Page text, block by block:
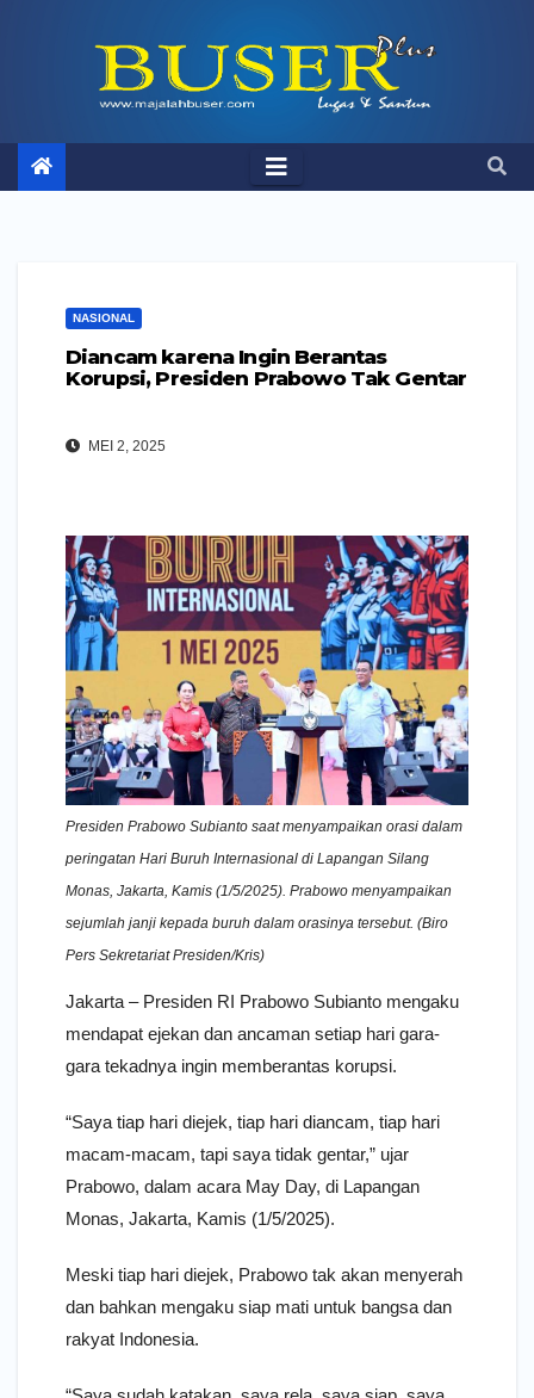
NASIONAL
Diancam karena Ingin Berantas
Korupsi, Presiden Prabowo Tak Gentar
MEI 2, 2025
Presiden Prabowo Subianto saat menyampaikan orasi dalam
peringatan Hari Buruh Internasional di Lapangan Silang
Monas, Jakarta, Kamis (1/5/2025). Prabowo menyampaikan
sejumlah janji kepada buruh dalam orasinya tersebut. (Biro
Pers Sekretariat Presiden/Kris)
Jakarta – Presiden RI Prabowo Subianto mengaku
mendapat ejekan dan ancaman setiap hari gara-
gara tekadnya ingin memberantas korupsi.
“Saya tiap hari diejek, tiap hari diancam, tiap hari
macam-macam, tapi saya tidak gentar,” ujar
Prabowo, dalam acara May Day, di Lapangan
Monas, Jakarta, Kamis (1/5/2025).
Meski tiap hari diejek, Prabowo tak akan menyerah
dan bahkan mengaku siap mati untuk bangsa dan
rakyat Indonesia.